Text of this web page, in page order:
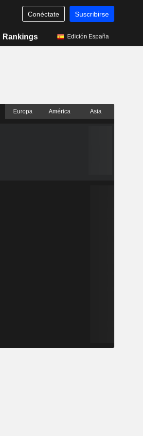
Conéctate Suscribirse
Rankings Edición España
Europa América Asia